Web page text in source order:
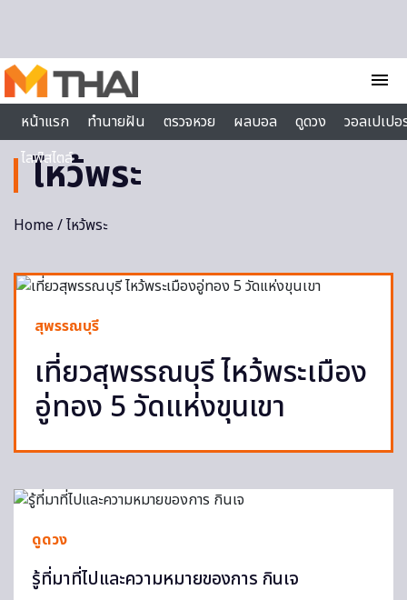
menu
หน้าแรก
ทำนายฝัน ตรวจหวย ผลบอล ดูดวง
วอลเปเป
ไลฟ์สไตล์
ไหว้พระ
Home/ ไหว้พระ
สุพรรณบุรี
เที่ยวสุพรรณบุรี ไหว้พระเมือง
อู่ทอง 5 วัดแห่งขุนเขา
ดูดวง
รู้ที่มาที่ไปและความหมายของการ กินเจ